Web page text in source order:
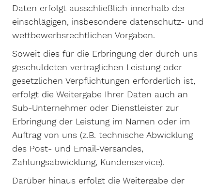
Daten erfolgt ausschließlich innerhalb der
einschlägigen, insbesondere datenschutz- und
wettbewerbsrechtlichen Vorgaben.
Soweit dies für die Erbringung der durch uns
geschuldeten vertraglichen Leistung oder
gesetzlichen Verpflichtungen erforderlich ist,
erfolgt die Weitergabe Ihrer Daten auch an
Sub-Unternehmer oder Dienstleister zur
Erbringung der Leistung im Namen oder im
Auftrag von uns (z.B. technische Abwicklung
des Post- und Email-Versandes,
Zahlungsabwicklung, Kundenservice).
Darüber hinaus erfolgt die Weitergabe der